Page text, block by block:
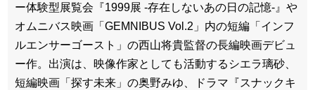
ー体験型展覧会『1999展 -存在しないあの日の記憶-』や
オムニバス映画「GEMNIBUS Vol.2」内の短編「インフ
ルエンサーゴースト」の西山将貴監督の長編映画デビュ
ー作。出演は、映像作家としても活動するシエラ璃砂、
短編映画「探す未来」の奥野みゆ、ドラマ『スナックキ